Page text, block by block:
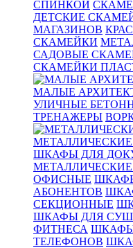
СПИНКОЙ
ДЕТСКИЕ
МАГАЗИНОВ
СКАМЕЙКИ
САДОВЫЕ
СКАМЕЙКИ
МАЛЫЕ
УЛИЧНЫЕ
ТРЕНАЖЕРЫ
ШКАФЫ ДЛЯ
ОФИСНЫЕ
АБОНЕНТОВ
СЕКЦИОННЫЕ
ШКАФЫ ДЛЯ
ФИТНЕСА
ТЕЛЕФОНОВ